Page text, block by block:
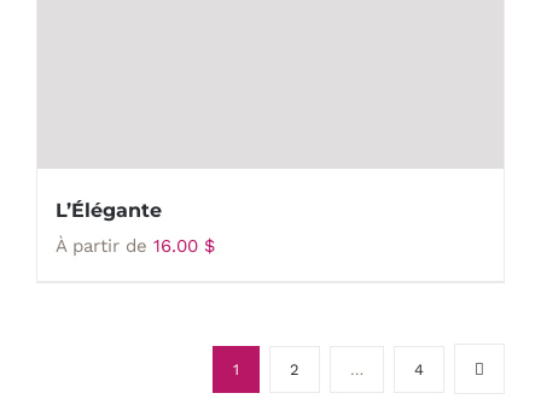
L’Élégante
À partir de 16.00 $
1 2 … 4